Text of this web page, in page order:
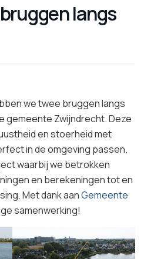
langs
we twee bruggen langs
gemeente Zwijndrecht. Deze
en stoerheid met
in de omgeving passen.
waarbij we betrokken
en berekeningen tot en
Met dank aanGemeente
samenwerking!